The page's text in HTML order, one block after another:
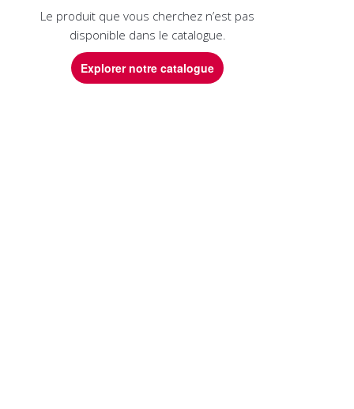
Le produit que vous cherchez n’est pas
disponible dans le catalogue.
Explorer notre catalogue